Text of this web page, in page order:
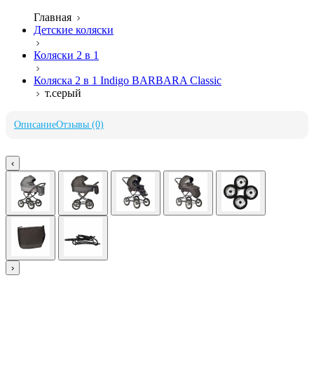
Главная
Детские коляски
Коляски 2 в 1
Коляска 2 в 1 Indigo BARBARA Classic
т.серый
ОписаниеОтзывы (0)
‹
›